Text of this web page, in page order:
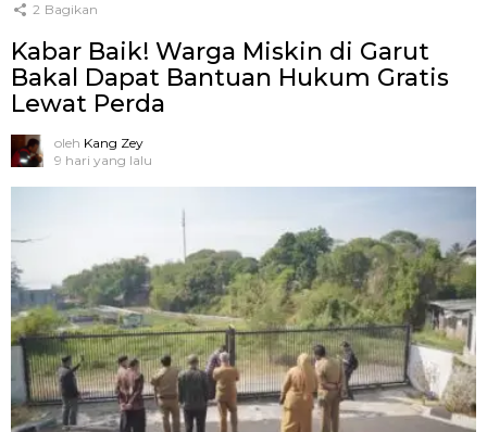
2 Bagikan
Kabar Baik! Warga Miskin di Garut
Bakal Dapat Bantuan Hukum Gratis
Lewat Perda
oleh Kang Zey
9 hari yang lalu